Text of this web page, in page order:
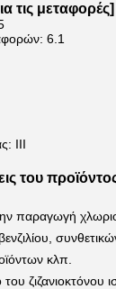
τις μεταφορές]
6.1
III
του
παραγωγή
κλπ.
ζιζανιοκτόνου